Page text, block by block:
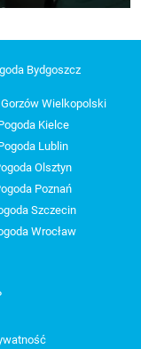
Bydgoszcz
Wielkopolski
Kielce
Lublin
Olsztyn
Poznań
Szczecin
Wrocław